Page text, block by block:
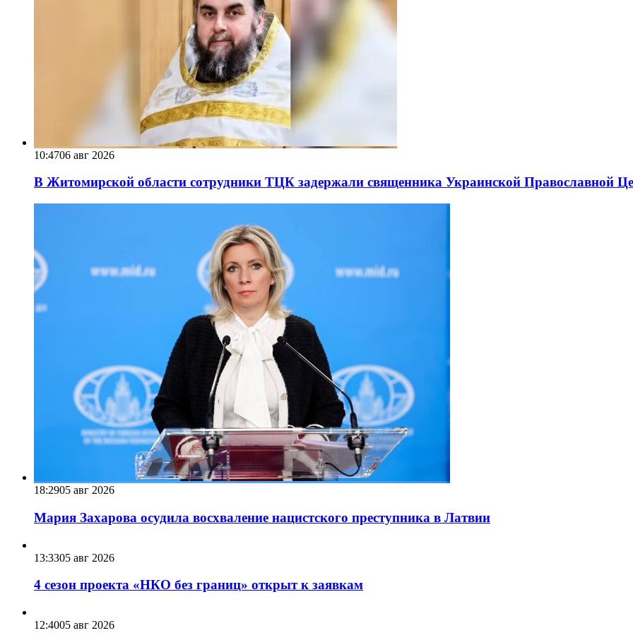
10:4706 авг 2026
В Житомирской области сотрудники ТЦК задержали священника Украинской Православной
18:2905 авг 2026
Мария Захарова осудила восхваление нацистского преступника в Латвии
13:3305 авг 2026
4 сезон проекта «НКО без границ» открыт к заявкам
12:4005 авг 2026